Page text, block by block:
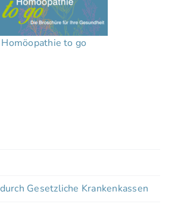
Homöopathie to go
Gesetzliche Krankenkassen